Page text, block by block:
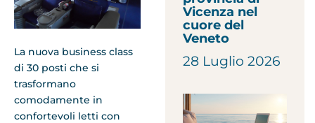
La nuova business class
di 30 posti che si
trasformano
comodamente in
confortevoli letti con
Vicenza nel
cuore del
Veneto
28 Luglio 2026